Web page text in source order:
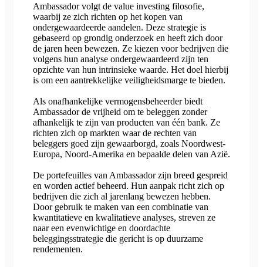
Ambassador volgt de value investing filosofie,
waarbij ze zich richten op het kopen van
ondergewaardeerde aandelen. Deze strategie is
gebaseerd op grondig onderzoek en heeft zich door
de jaren heen bewezen. Ze kiezen voor bedrijven die
volgens hun analyse ondergewaardeerd zijn ten
opzichte van hun intrinsieke waarde. Het doel hierbij
is om een aantrekkelijke veiligheidsmarge te bieden.
Als onafhankelijke vermogensbeheerder biedt
Ambassador de vrijheid om te beleggen zonder
afhankelijk te zijn van producten van één bank. Ze
richten zich op markten waar de rechten van
beleggers goed zijn gewaarborgd, zoals Noordwest-
Europa, Noord-Amerika en bepaalde delen van Azië.
De portefeuilles van Ambassador zijn breed gespreid
en worden actief beheerd. Hun aanpak richt zich op
bedrijven die zich al jarenlang bewezen hebben.
Door gebruik te maken van een combinatie van
kwantitatieve en kwalitatieve analyses, streven ze
naar een evenwichtige en doordachte
beleggingsstrategie die gericht is op duurzame
rendementen.